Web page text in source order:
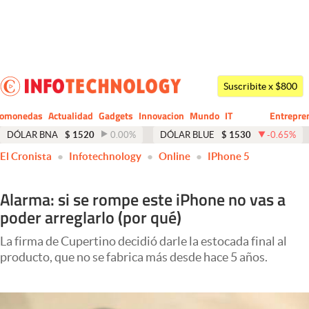
Dólar
Economía y Política
Finanzas y Mercados
Columnistas
Otras secciones
Apertura
Suscribite x $800
Actualidad Gadgets Innovacion Mundo
CIO
IT
Business
DÓLAR BNA $ 1520 0.00% DÓLAR BLUE $ 1530 -0.65%
El Cronista Infotechnology Online IPhone 5
Alarma: si se rompe este iPhone no vas a
poder arreglarlo (por qué)
La firma de Cupertino decidió darle la estocada final al
producto, que no se fabrica más desde hace 5 años.